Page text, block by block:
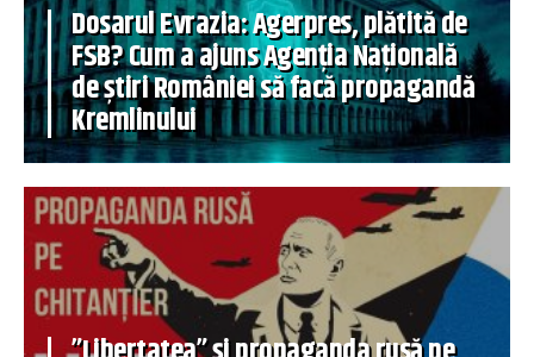
Dosarul Evrazia: Agerpres, plătită de
FSB? Cum a ajuns Agenția Națională
de știri României să facă propagandă
Kremlinului